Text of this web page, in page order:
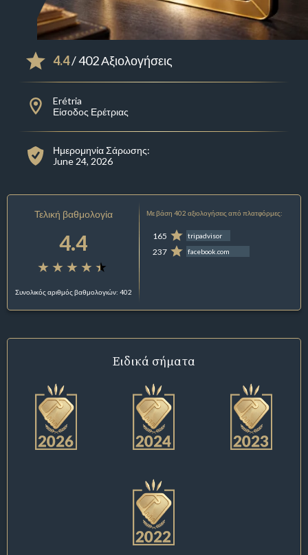
4.4/ 402 Αξιολογήσεις
Erétria
Είσοδος Ερέτριας
Ημερομηνία Σάρωσης:
June 24, 2026
Τελική βαθμολογία
4.4
Συνολικός αριθμός βαθμολογιών: 402
Με βάση 402 αξιολογήσεις από πλατφόρμες:
165 tripadvisor
237 facebook.com
Ειδικά σήματα